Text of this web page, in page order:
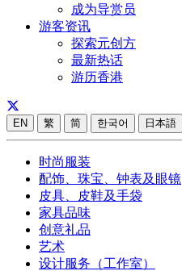
成为导赏员
游客资讯
探索元创方
最新热话
游历香港
EN 繁 简 한국어 日本語
时尚服装
配饰、珠宝、钟表及眼镜
皮具、皮鞋及手袋
家具品味
创意礼品
艺术
设计服务（工作室）